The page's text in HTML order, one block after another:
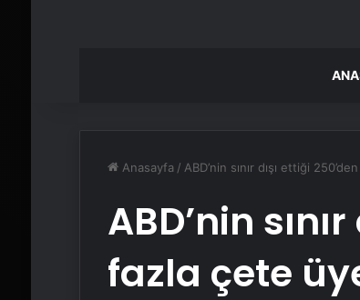
Anasayfa / ABD’nin sınır dışı ettiği
ABD’nin
fazla çete